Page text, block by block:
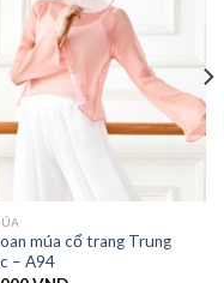
múa cổ trang Trung
– A94